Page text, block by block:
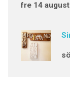
fre 14